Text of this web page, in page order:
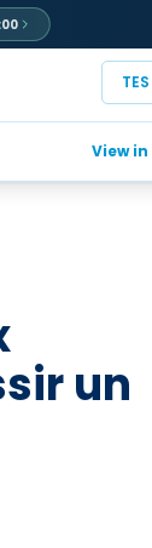
Act et à NIS2 ?
un
View